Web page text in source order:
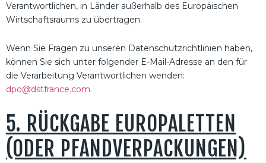
Verantwortlichen, in Länder außerhalb des Europäischen
Wirtschaftsraums zu übertragen.
Wenn Sie Fragen zu unseren Datenschutzrichtlinien haben,
können Sie sich unter folgender E-Mail-Adresse an den für
die Verarbeitung Verantwortlichen wenden:
dpo@dstfrance.com.
5. RÜCKGABE EUROPALETTEN
(ODER PFANDVERPACKUNGEN)